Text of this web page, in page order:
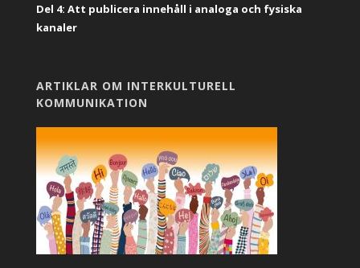
Del 4: Att publicera innehåll i analoga och fysiska
kanaler
ARTIKLAR OM INTERKULTURELL
KOMMUNIKATION